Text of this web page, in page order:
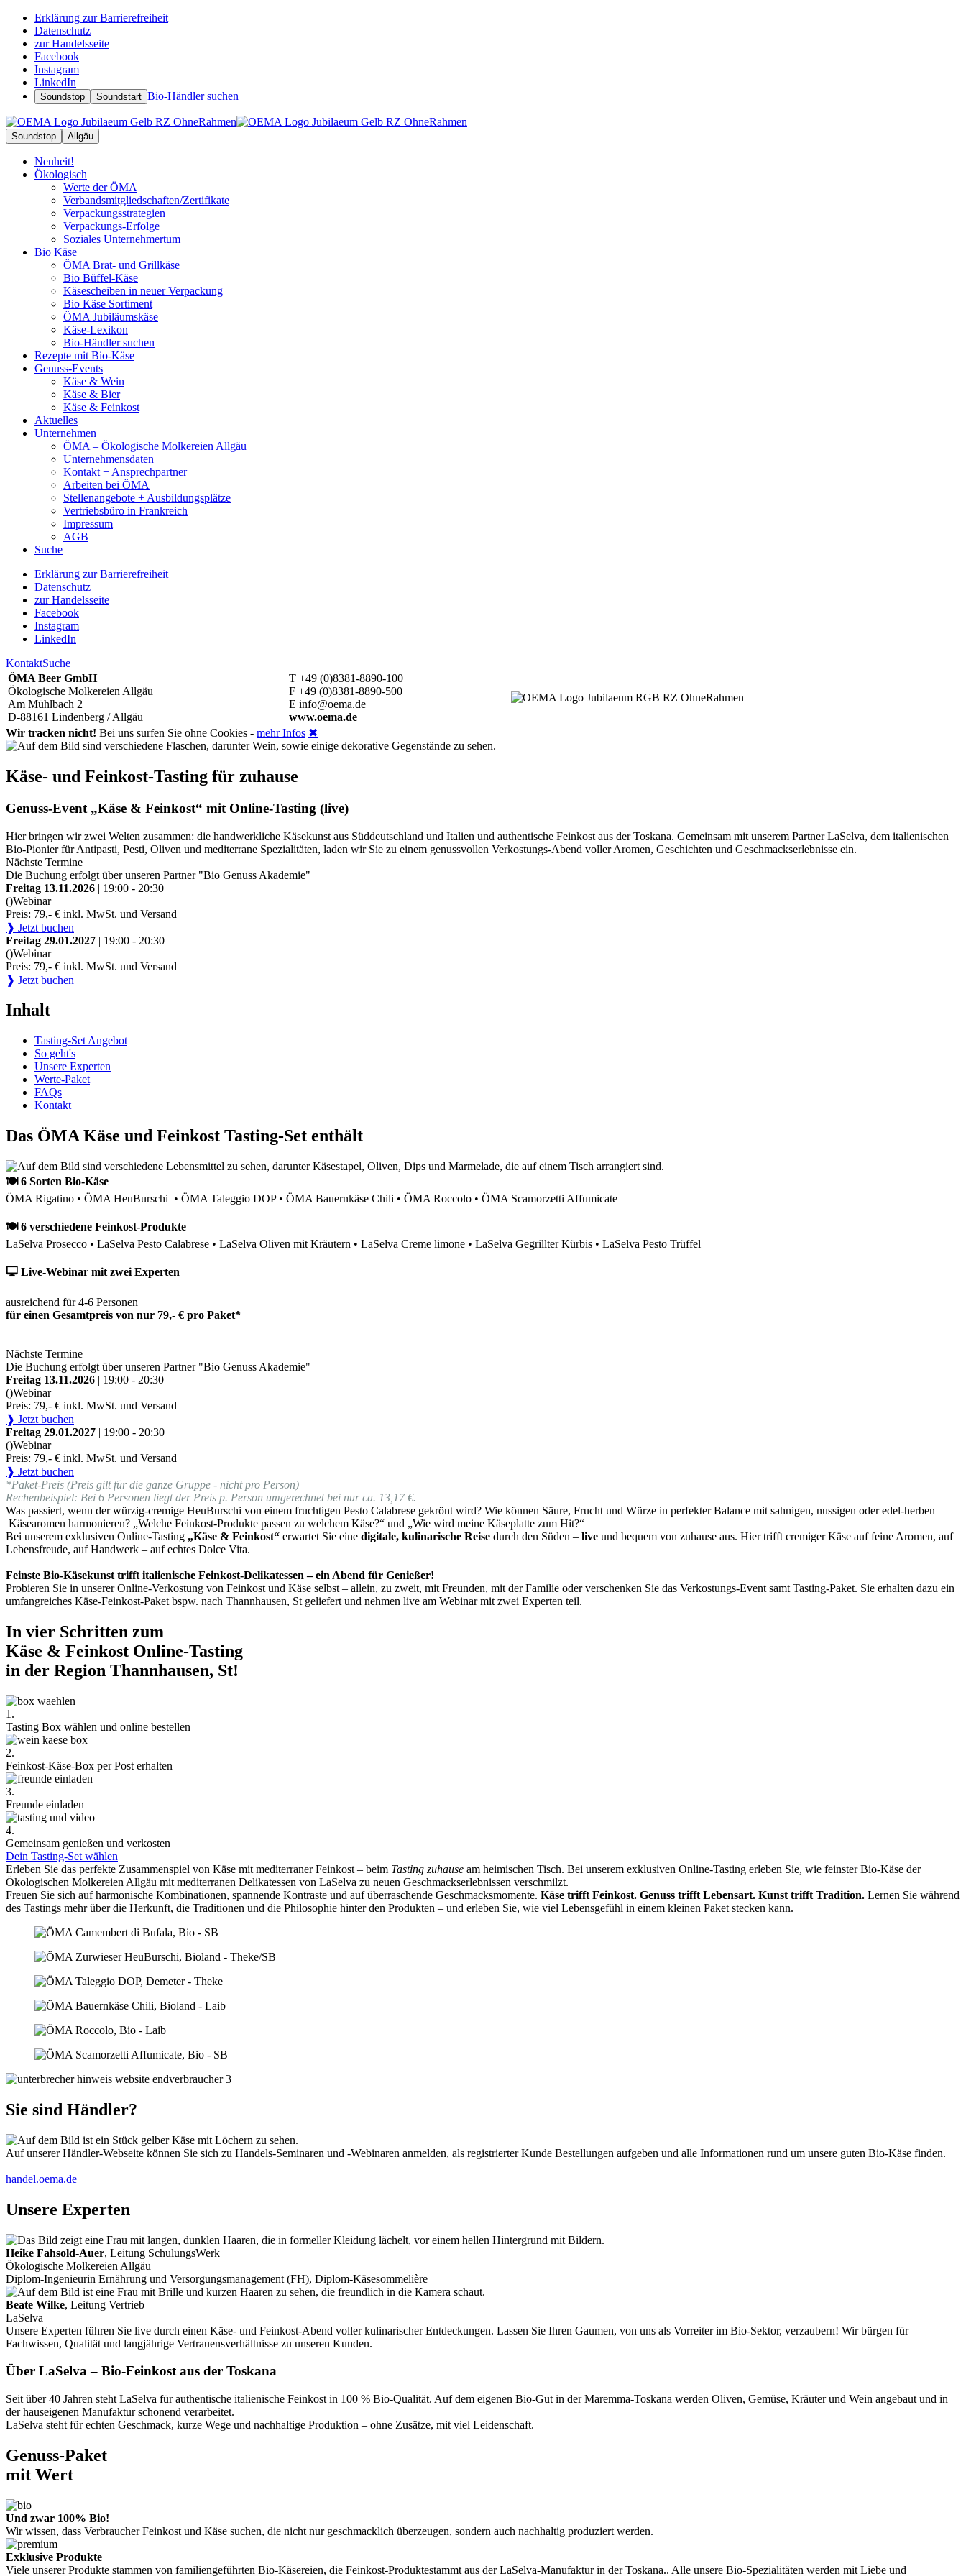
Erklärung zur Barrierefreiheit
Datenschutz
zur Handelsseite
Facebook
Instagram
LinkedIn
Soundstop Soundstart Bio-Händler suchen
Soundstop Allgäu
Neuheit!
Ökologisch
Werte der ÖMA
Verbandsmitgliedschaften/Zertifikate
Verpackungsstrategien
Verpackungs-Erfolge
Soziales Unternehmertum
Bio Käse
ÖMA Brat- und Grillkäse
Bio Büffel-Käse
Käsescheiben in neuer Verpackung
Bio Käse Sortiment
ÖMA Jubiläumskäse
Käse-Lexikon
Bio-Händler suchen
Rezepte mit Bio-Käse
Genuss-Events
Käse & Wein
Käse & Bier
Käse & Feinkost
Aktuelles
Unternehmen
ÖMA – Ökologische Molkereien Allgäu
Unternehmensdaten
Kontakt + Ansprechpartner
Arbeiten bei ÖMA
Stellenangebote + Ausbildungsplätze
Vertriebsbüro in Frankreich
Impressum
AGB
Suche
Erklärung zur Barrierefreiheit
Datenschutz
zur Handelsseite
Facebook
Instagram
LinkedIn
KontaktSuche
ÖMA Beer GmbH
Ökologische Molkereien Allgäu
Am Mühlbach 2
D-88161 Lindenberg / Allgäu
T +49 (0)8381-8890-100
F +49 (0)8381-8890-500
E info@oema.de
www.oema.de
Wir tracken nicht! Bei uns surfen Sie ohne Cookies - mehr Infos ✖
Käse- und Feinkost-Tasting für zuhause
Genuss-Event „Käse & Feinkost“ mit Online-Tasting (live)
Hier bringen wir zwei Welten zusammen: die handwerkliche Käsekunst aus Süddeutschland und Italien und authentische Feinkost aus der Toskana. Gemeinsam mit unserem Partner LaSelva, dem italienischen
Bio-Pionier für Antipasti, Pesti, Oliven und mediterrane Spezialitäten, laden wir Sie zu einem genussvollen Verkostungs-Abend voller Aromen, Geschichten und Geschmackserlebnisse ein.
Nächste Termine
Die Buchung erfolgt über unseren Partner "Bio Genuss Akademie"
Freitag 13.11.2026 | 19:00 - 20:30
()Webinar
Preis: 79,- € inkl. MwSt. und Versand
❱ Jetzt buchen
Freitag 29.01.2027 | 19:00 - 20:30
()Webinar
Preis: 79,- € inkl. MwSt. und Versand
❱ Jetzt buchen
Inhalt
Tasting-Set Angebot
So geht's
Unsere Experten
Werte-Paket
FAQs
Kontakt
Das ÖMA Käse und Feinkost Tasting-Set enthält
🍽 6 Sorten Bio-Käse
ÖMA Rigatino • ÖMA HeuBurschi • ÖMA Taleggio DOP • ÖMA Bauernkäse Chili • ÖMA Roccolo • ÖMA Scamorzetti Affumicate
🍽 6 verschiedene Feinkost-Produkte
LaSelva Prosecco • LaSelva Pesto Calabrese • LaSelva Oliven mit Kräutern • LaSelva Creme limone • LaSelva Gegrillter Kürbis • LaSelva Pesto Trüffel
🖵 Live-Webinar mit zwei Experten
ausreichend für 4-6 Personen
für einen Gesamtpreis von nur 79,- € pro Paket*
Nächste Termine
Die Buchung erfolgt über unseren Partner "Bio Genuss Akademie"
Freitag 13.11.2026 | 19:00 - 20:30
()Webinar
Preis: 79,- € inkl. MwSt. und Versand
❱ Jetzt buchen
Freitag 29.01.2027 | 19:00 - 20:30
()Webinar
Preis: 79,- € inkl. MwSt. und Versand
❱ Jetzt buchen
*Paket-Preis (Preis gilt für die ganze Gruppe - nicht pro Person)
Rechenbeispiel: Bei 6 Personen liegt der Preis p. Person umgerechnet bei nur ca. 13,17 €.
Was passiert, wenn der würzig-cremige HeuBurschi von einem fruchtigen Pesto Calabrese gekrönt wird? Wie können Säure, Frucht und Würze in perfekter Balance mit sahnigen, nussigen oder edel-herben
Käsearomen harmonieren? „Welche Feinkost-Produkte passen zu welchem Käse?“ und „Wie wird meine Käseplatte zum Hit?“
Bei unserem exklusiven Online-Tasting „Käse & Feinkost“ erwartet Sie eine digitale, kulinarische Reise durch den Süden – live und bequem von zuhause aus. Hier trifft cremiger Käse auf feine Aromen, auf
Lebensfreude, auf Handwerk – auf echtes Dolce Vita.
Feinste Bio-Käsekunst trifft italienische Feinkost-Delikatessen – ein Abend für Genießer!
Probieren Sie in unserer Online-Verkostung von Feinkost und Käse selbst – allein, zu zweit, mit Freunden, mit der Familie oder verschenken Sie das Verkostungs-Event samt Tasting-Paket. Sie erhalten dazu ein
umfangreiches Käse-Feinkost-Paket bspw. nach Thannhausen, St geliefert und nehmen live am Webinar mit zwei Experten teil.
In vier Schritten zum
Käse & Feinkost Online-Tasting
in der Region Thannhausen, St!
1.
Tasting Box wählen und online bestellen
2.
Feinkost-Käse-Box per Post erhalten
3.
Freunde einladen
4.
Gemeinsam genießen und verkosten
Dein Tasting-Set wählen
Erleben Sie das perfekte Zusammenspiel von Käse mit mediterraner Feinkost – beim Tasting zuhause am heimischen Tisch. Bei unserem exklusiven Online-Tasting erleben Sie, wie feinster Bio-Käse der
Ökologischen Molkereien Allgäu mit mediterranen Delikatessen von LaSelva zu neuen Geschmackserlebnissen verschmilzt.
Freuen Sie sich auf harmonische Kombinationen, spannende Kontraste und auf überraschende Geschmacksmomente. Käse trifft Feinkost. Genuss trifft Lebensart. Kunst trifft Tradition. Lernen Sie während
des Tastings mehr über die Herkunft, die Traditionen und die Philosophie hinter den Produkten – und erleben Sie, wie viel Lebensgefühl in einem kleinen Paket stecken kann.
Sie sind Händler?
Auf unserer Händler-Webseite können Sie sich zu Handels-Seminaren und -Webinaren anmelden, als registrierter Kunde Bestellungen aufgeben und alle Informationen rund um unsere guten Bio-Käse finden.
handel.oema.de
Unsere Experten
Heike Fahsold-Auer, Leitung SchulungsWerk
Ökologische Molkereien Allgäu
Diplom-Ingenieurin Ernährung und Versorgungsmanagement (FH), Diplom-Käsesommelière
Beate Wilke, Leitung Vertrieb
LaSelva
Unsere Experten führen Sie live durch einen Käse- und Feinkost-Abend voller kulinarischer Entdeckungen. Lassen Sie Ihren Gaumen, von uns als Vorreiter im Bio-Sektor, verzaubern! Wir bürgen für
Fachwissen, Qualität und langjährige Vertrauensverhältnisse zu unseren Kunden.
Über LaSelva – Bio-Feinkost aus der Toskana
Seit über 40 Jahren steht LaSelva für authentische italienische Feinkost in 100 % Bio-Qualität. Auf dem eigenen Bio-Gut in der Maremma-Toskana werden Oliven, Gemüse, Kräuter und Wein angebaut und in
der hauseigenen Manufaktur schonend verarbeitet.
LaSelva steht für echten Geschmack, kurze Wege und nachhaltige Produktion – ohne Zusätze, mit viel Leidenschaft.
Genuss-Paket
mit Wert
Und zwar 100% Bio!
Wir wissen, dass Verbraucher Feinkost und Käse suchen, die nicht nur geschmacklich überzeugen, sondern auch nachhaltig produziert werden.
Exklusive Produkte
Viele unserer Produkte stammen von familiengeführten Bio-Käsereien, die Feinkost-Produktestammt aus der LaSelva-Manufaktur in der Toskana.. Alle unsere Bio-Spezialitäten werden mit Liebe und